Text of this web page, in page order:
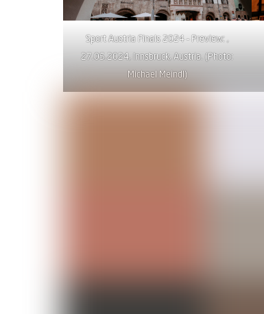
Sport Austria Finals 2024 – Preview: ,
27.05.2024, Innsbruck, Austria. (Photo:
Michael Meindl)